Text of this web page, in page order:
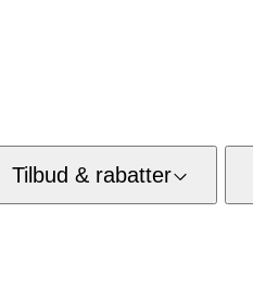
Tilbud & rabatter